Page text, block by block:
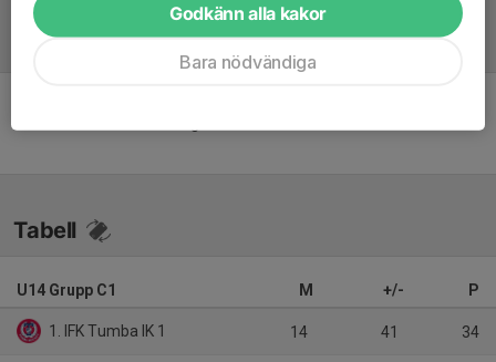
Tabell
U14 Grupp C1 M +/- P
1. IFK Tumba IK 1 14 41 34
Godkänn alla kakor
Bara nödvändiga